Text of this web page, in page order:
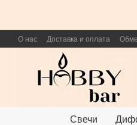
О нас Доставка и оплата
Свечи